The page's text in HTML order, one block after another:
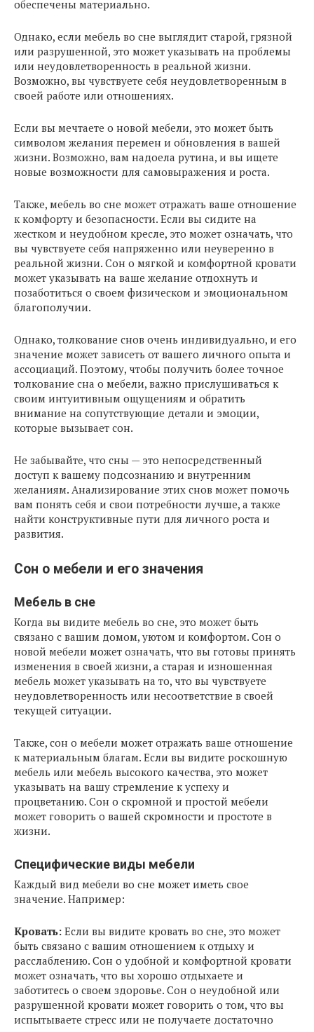
обеспечены материально.
Однако, если мебель во сне выглядит старой, грязной
или разрушенной, это может указывать на проблемы
или неудовлетворенность в реальной жизни.
Возможно, вы чувствуете себя неудовлетворенным в
своей работе или отношениях.
Если вы мечтаете о новой мебели, это может быть
символом желания перемен и обновления в вашей
жизни. Возможно, вам надоела рутина, и вы ищете
новые возможности для самовыражения и роста.
Также, мебель во сне может отражать ваше отношение
к комфорту и безопасности. Если вы сидите на
жестком и неудобном кресле, это может означать, что
вы чувствуете себя напряженно или неуверенно в
реальной жизни. Сон о мягкой и комфортной кровати
может указывать на ваше желание отдохнуть и
позаботиться о своем физическом и эмоциональном
благополучии.
Однако, толкование снов очень индивидуально, и его
значение может зависеть от вашего личного опыта и
ассоциаций. Поэтому, чтобы получить более точное
толкование сна о мебели, важно прислушиваться к
своим интуитивным ощущениям и обратить
внимание на сопутствующие детали и эмоции,
которые вызывает сон.
Не забывайте, что сны — это непосредственный
доступ к вашему подсознанию и внутренним
желаниям. Анализирование этих снов может помочь
вам понять себя и свои потребности лучше, а также
найти конструктивные пути для личного роста и
развития.
Сон о мебели и его значения
Мебель в сне
Когда вы видите мебель во сне, это может быть
связано с вашим домом, уютом и комфортом. Сон о
новой мебели может означать, что вы готовы принять
изменения в своей жизни, а старая и изношенная
мебель может указывать на то, что вы чувствуете
неудовлетворенность или несоответствие в своей
текущей ситуации.
Также, сон о мебели может отражать ваше отношение
к материальным благам. Если вы видите роскошную
мебель или мебель высокого качества, это может
указывать на вашу стремление к успеху и
процветанию. Сон о скромной и простой мебели
может говорить о вашей скромности и простоте в
жизни.
Специфические виды мебели
Каждый вид мебели во сне может иметь свое
значение. Например:
Кровать: Если вы видите кровать во сне, это может
быть связано с вашим отношением к отдыху и
расслаблению. Сон о удобной и комфортной кровати
может означать, что вы хорошо отдыхаете и
заботитесь о своем здоровье. Сон о неудобной или
разрушенной кровати может говорить о том, что вы
испытываете стресс или не получаете достаточно